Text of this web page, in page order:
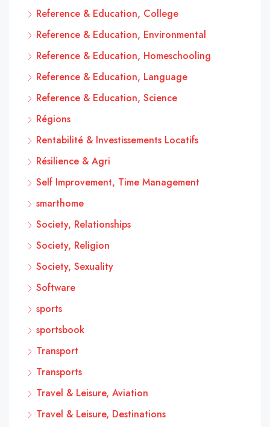
Reference & Education, College
Reference & Education, Environmental
Reference & Education, Homeschooling
Reference & Education, Language
Reference & Education, Science
Régions
Rentabilité & Investissements Locatifs
Résilience & Agri
Self Improvement, Time Management
smarthome
Society, Relationships
Society, Religion
Society, Sexuality
Software
sports
sportsbook
Transport
Transports
Travel & Leisure, Aviation
Travel & Leisure, Destinations